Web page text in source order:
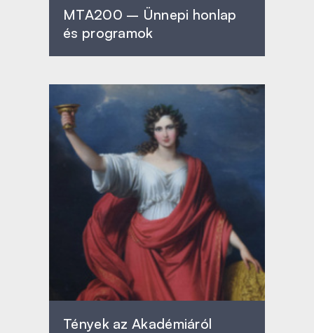
MTA200 – Ünnepi honlap
és programok
Tények az Akadémiáról